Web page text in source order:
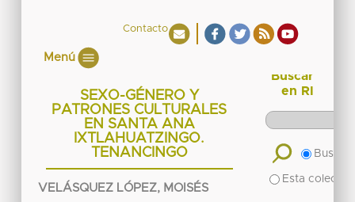
Contacto
Menú
SEXO-GÉNERO Y
PATRONES CULTURALES
EN SANTA ANA
IXTLAHUATZINGO.
TENANCINGO
VELÁSQUEZ LÓPEZ, MOISÉS
Buscar
en RI
Buscar
Esta